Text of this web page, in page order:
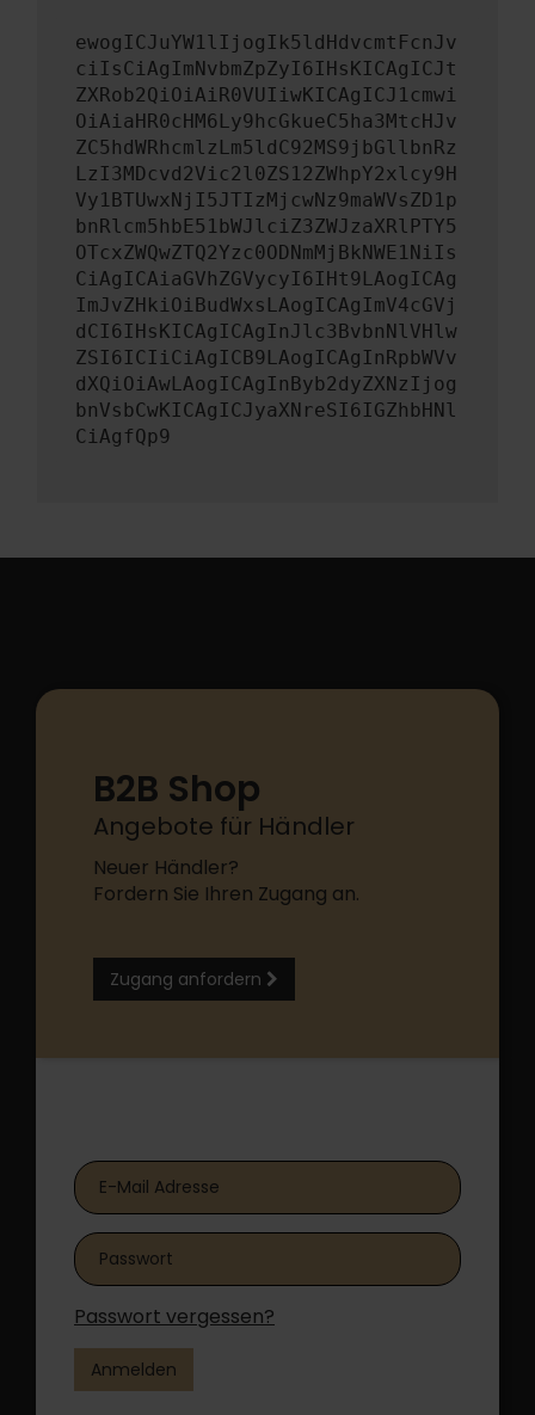
ewogICJuYW1lIjogIk5ldHdvcmtFcnJv
ciIsCiAgImNvbmZpZyI6IHsKICAgICJt
ZXRob2QiOiAiR0VUIiwKICAgICJ1cmwi
OiAiaHR0cHM6Ly9hcGkueC5ha3MtcHJv
ZC5hdWRhcmlzLm5ldC92MS9jbGllbnRz
LzI3MDcvd2Vic2l0ZS12ZWhpY2xlcy9H
Vy1BTUwxNjI5JTIzMjcwNz9maWVsZD1p
bnRlcm5hbE51bWJlciZ3ZWJzaXRlPTY5
OTcxZWQwZTQ2Yzc0ODNmMjBkNWE1NiIs
CiAgICAiaGVhZGVycyI6IHt9LAogICAg
ImJvZHkiOiBudWxsLAogICAgImV4cGVj
dCI6IHsKICAgICAgInJlc3BvbnNlVHlw
ZSI6ICIiCiAgICB9LAogICAgInRpbWVv
dXQiOiAwLAogICAgInByb2dyZXNzIjog
bnVsbCwKICAgICJyaXNreSI6IGZhbHNl
CiAgfQp9
B2B Shop
Angebote für Händler
Neuer Händler?
Fordern Sie Ihren Zugang an.
Zugang anfordern
Passwort vergessen?
Anmelden